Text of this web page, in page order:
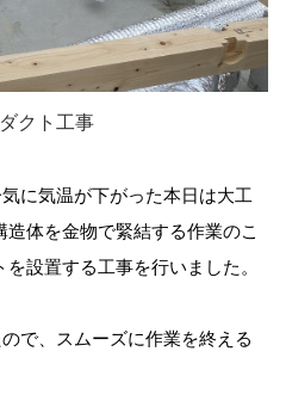
クト工事
に気温が下がった本日は大工
体を金物で緊結する作業のこ
設置する工事を行いました。
で、スムーズに作業を終える